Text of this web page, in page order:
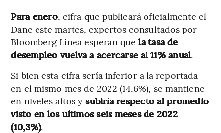
Para enero, cifra que publicará oficialmente el
Dane este martes, expertos consultados por
Bloomberg Línea esperan que la tasa de
desempleo vuelva a acercarse al 11% anual.
Si bien esta cifra sería inferior a la reportada
en el mismo mes de 2022 (14,6%), se mantiene
en niveles altos ysubiría respecto al promedio
visto en los últimos seis meses de 2022
(10,3%).